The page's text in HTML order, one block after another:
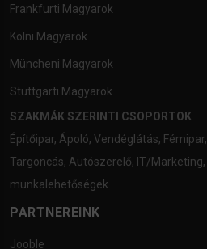
Frankfurti Magyarok
Kölni Magyarok
Müncheni Magyarok
Stuttgarti Magyarok
SZAKMÁK SZERINTI CSOPORTOK
Építőipar, Ápoló, Vendéglátás, Fémipar,
Targoncás, Autószerelő, IT/Marketing,
munkalehetőségek
PARTNEREINK
Jooble